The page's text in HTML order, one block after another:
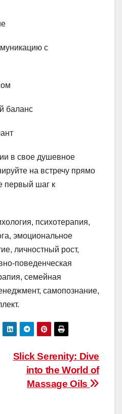
с
баланс
в свое душевное
на встречу прямо
первый шаг к
психотерапия,
эмоциональное
личностный рост,
поведенческая
семейная
самопознание,
Slick Serenity: Dive
into the World of
Massage Oils